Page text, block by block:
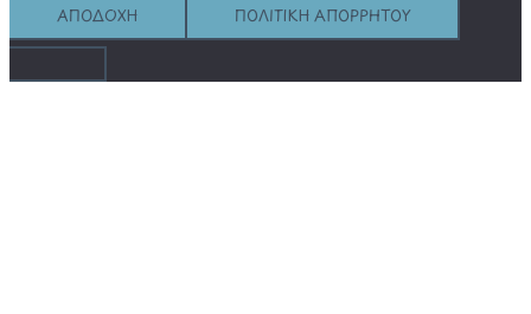
ΑΠΟΔΟΧΉ ΠΟΛΙΤΙΚΉ ΑΠΟΡΡΉΤΟΥ